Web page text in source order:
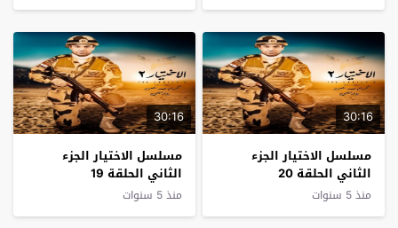
30:16
مسلسل الاختيار الجزء
الثاني الحلقة 20
منذ 5 سنوات
30:16
مسلسل الاختيار الجزء
الثاني الحلقة 19
منذ 5 سنوات